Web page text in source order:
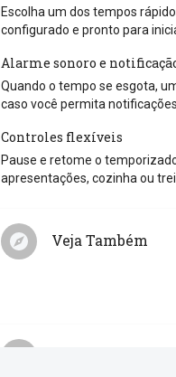
Escolha um dos tempos
configurado e pronto para
Alarme sonoro e
Quando o tempo se esgota,
caso você permita
Controles flexíveis
Pause e retome o
apresentações, cozinha ou
Veja Também